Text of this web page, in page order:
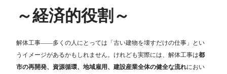
～経済的役割～
解体工事――多くの人にとっては「古い建物を壊すだけの仕事」とい
うイメージがあるかもしれません。けれども実際には、解体工事は都
市の再開発、資源循環、地域雇用、建設産業全体の健全な流れにおい